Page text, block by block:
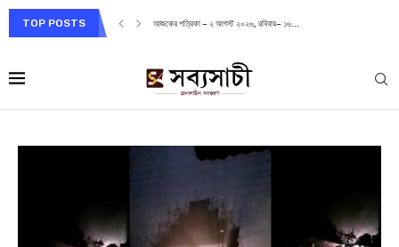
TOP POSTS আজকের পত্রিকা – ২ আগস্ট ২০২৬, রবিবার– ১৬...